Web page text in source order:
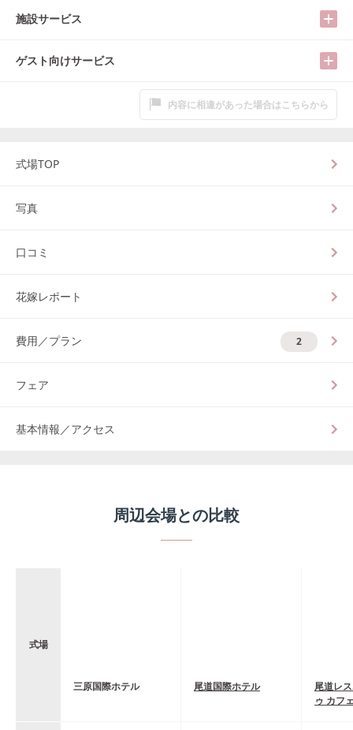
施設サービス
ゲスト向けサービス
内容に相違があった場合はこちらから
式場TOP
写真
口コミ
花嫁レポート
費用／プラン 2
フェア
基本情報／アクセス
周辺会場との比較
式場
三原国際ホテル 尾道国際ホテル
尾道レ
ゥ カフ